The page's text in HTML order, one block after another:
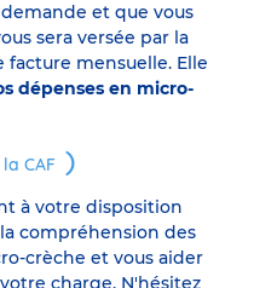
et que vous
sera versée par la
facture mensuelle. Elle
dépenses en micro-
CAF
à votre disposition
compréhension des
crèche et vous aider
charge. N'hésitez